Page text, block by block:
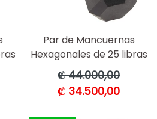
Par de Mancuernas
Hexagonales de 25 libras
Precio
habitual
₡ 44.000,00
₡ 34.500,00